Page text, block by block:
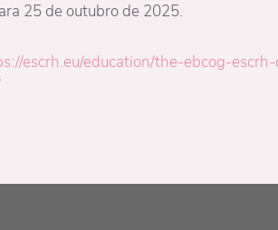
25 de outubro de 2025.
escrh.eu/education/the-ebcog-